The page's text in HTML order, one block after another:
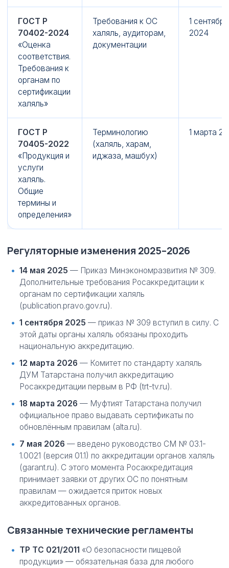
ГОСТ Р
70402-2024
«Оценка
соответствия.
Требования к
органам по
сертификации
халяль»
Требования к ОС
халяль, аудиторам,
документации
1 сентября
2024
ГОСТ Р
70405-2022
«Продукция и
услуги
халяль.
Общие
термины и
определения»
Терминологию
(халяль, харам,
иджаза, машбух)
1 марта
Регуляторные изменения 2025–2026
14 мая 2025 — Приказ Минэкономразвития № 309.
Дополнительные требования Росаккредитации к
органам по сертификации халяль
(publication.pravo.gov.ru).
1 сентября 2025 — приказ № 309 вступил в силу. С
этой даты органы халяль обязаны проходить
национальную аккредитацию.
12 марта 2026 — Комитет по стандарту халяль
ДУМ Татарстана получил аккредитацию
Росаккредитации первым в РФ (trt-tv.ru).
18 марта 2026 — Муфтият Татарстана получил
официальное право выдавать сертификаты по
обновлённым правилам (alta.ru).
7 мая 2026 — введено руководство СМ № 03.1-
1.0021 (версия 01.1) по аккредитации органов халяль
(garant.ru). С этого момента Росаккредитация
принимает заявки от других ОС по понятным
правилам — ожидается приток новых
аккредитованных органов.
Связанные технические регламенты
ТР ТС 021/2011 «О безопасности пищевой
продукции» — обязательная база для любого